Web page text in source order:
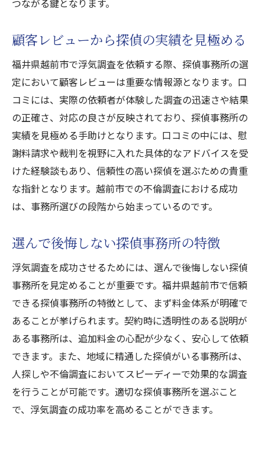
つながる鍵となります。
顧客レビューから探偵の実績を見極める
福井県越前市で浮気調査を依頼する際、探偵事務所の選
定において顧客レビューは重要な情報源となります。口
コミには、実際の依頼者が体験した調査の迅速さや結果
の正確さ、対応の良さが反映されており、探偵事務所の
実績を見極める手助けとなります。口コミの中には、慰
謝料請求や裁判を視野に入れた具体的なアドバイスを受
けた経験談もあり、信頼性の高い探偵を選ぶための貴重
な指針となります。越前市での不倫調査における成功
は、事務所選びの段階から始まっているのです。
選んで後悔しない探偵事務所の特徴
浮気調査を成功させるためには、選んで後悔しない探偵
事務所を見定めることが重要です。福井県越前市で信頼
できる探偵事務所の特徴として、まず料金体系が明確で
あることが挙げられます。契約時に透明性のある説明が
ある事務所は、追加料金の心配が少なく、安心して依頼
できます。また、地域に精通した探偵がいる事務所は、
人探しや不倫調査においてスピーディーで効果的な調査
を行うことが可能です。適切な探偵事務所を選ぶこと
で、浮気調査の成功率を高めることができます。